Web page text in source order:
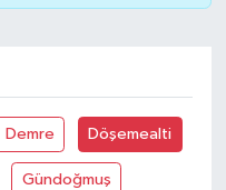
Demre Döşemealti
Gündoğmuş